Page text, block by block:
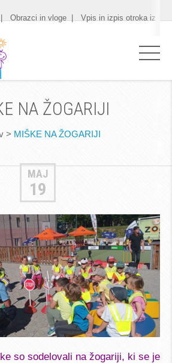
Obrazci in vloge Vpis in izpis otroka iz
NA ŽOGARIJI
> MIŠKE NA ŽOGARIJI
MAJ
19
so sodelovali na žogariji, ki se je